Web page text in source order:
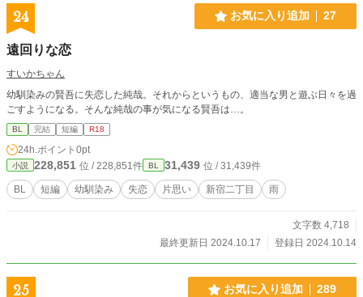
24 お気に入り追加 27
遠回りな恋
すいかちゃん
幼馴染みの賢吾に失恋した純哉。それからというもの、適当な男と遊ぶ日々を過
ごすようになる。そんな純哉の事が気になる賢吾は…。
BL 完結 短編 R18
24h.ポイント 0pt
小説 228,851 位 / 228,851件 BL 31,439 位 / 31,439件
BL 短編 幼馴染み 失恋 片思い 新宿二丁目 雨
文字数 4,718
最終更新日 2024.10.17
登録日 2024.10.14
25 お気に入り追加 289